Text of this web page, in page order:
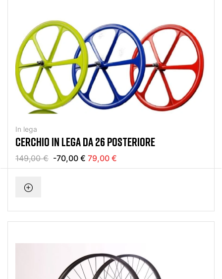
In lega
CERCHIO IN LEGA DA 26 POSTERIORE
149,00 € -70,00 € 79,00 €